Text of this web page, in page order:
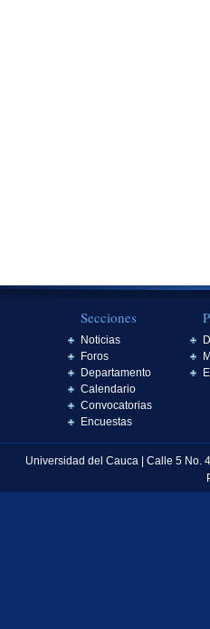
Secciones
Noticias
Foros
Departamento
Calendario
Convocatorias
Encuestas
Universidad del Cauca | Calle 5 No.